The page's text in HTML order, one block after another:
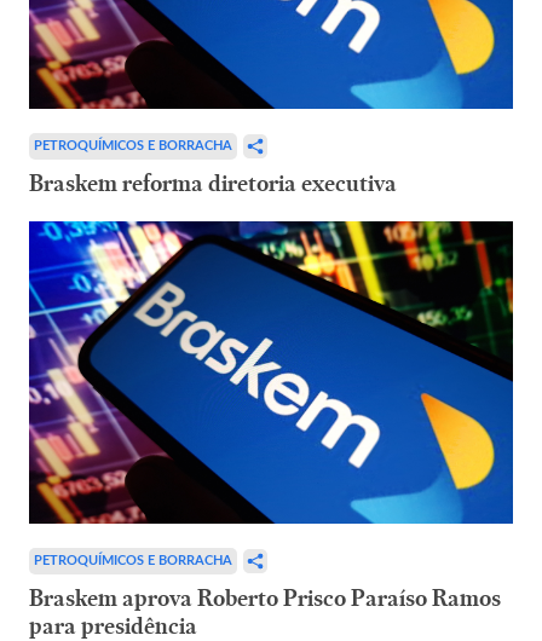
PETROQUÍMICOS E BORRACHA
Braskem reforma diretoria executiva
PETROQUÍMICOS E BORRACHA
Braskem aprova Roberto Prisco Paraíso Ramos
para presidência